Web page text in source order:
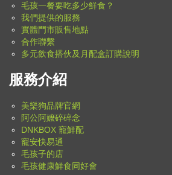
毛孩一餐要吃多少鮮食？
我們提供的服務
實體門市販售地點
合作聯繫
多元飲食搭伙及月配盒訂購說明
服務介紹
美樂狗品牌官網
阿公阿嬤碎碎念
DNKBOX 寵鮮配
寵安快易通
毛孩子的店
毛孩健康鮮食同好會